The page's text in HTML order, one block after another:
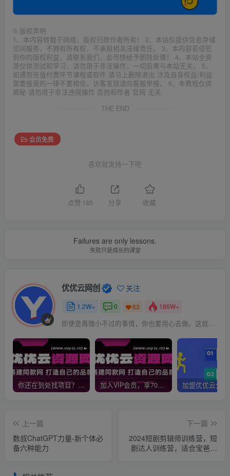
© 版权声明
1、本内容转载于网络，版权归原作者所有！ 2、本站仅提供信息存储
空间服务，不拥有所有权，不承担相关法律责任。 3、本内容若侵犯
到你的版权利益，请联系我们，会尽快给予删除处理！ 4、本站全资
源仅供测试和学习，请勿用于非法操作，一切后果与本站无关。 5、
如遇到充值付费环节课程或软件 请马上删除退出 涉及自身权益/利益
需要投资的一律不要相信，访客发现请向客服举报。 6、本教程仅供
揭秘 请勿用于非法违规操作 否则和作者 官网 无关
THE END
会员免费
喜欢就支持一下吧
点赞 185 分享 收藏
Failures are only lessons.
失败只是成长的课堂
优优云网创 关注
1.2W+ 0 63 186W+
即便是再微小不过的事情，你也要用心去做。这就是成功的秘密
你还在到处找项目？还在当韭菜？我靠网创资源站一个月收入5万+，曾经我也是个失败者。 加入VIP会员，享70%的推广提成，免费学习多种网上创业课程，菜鸟秒变大神！
上一篇
数叔ChatGPT力量-新个体必
备六种能力
下一篇
2024短剧剪辑师训练营，短
剧达人训练营，适合宝爸宝